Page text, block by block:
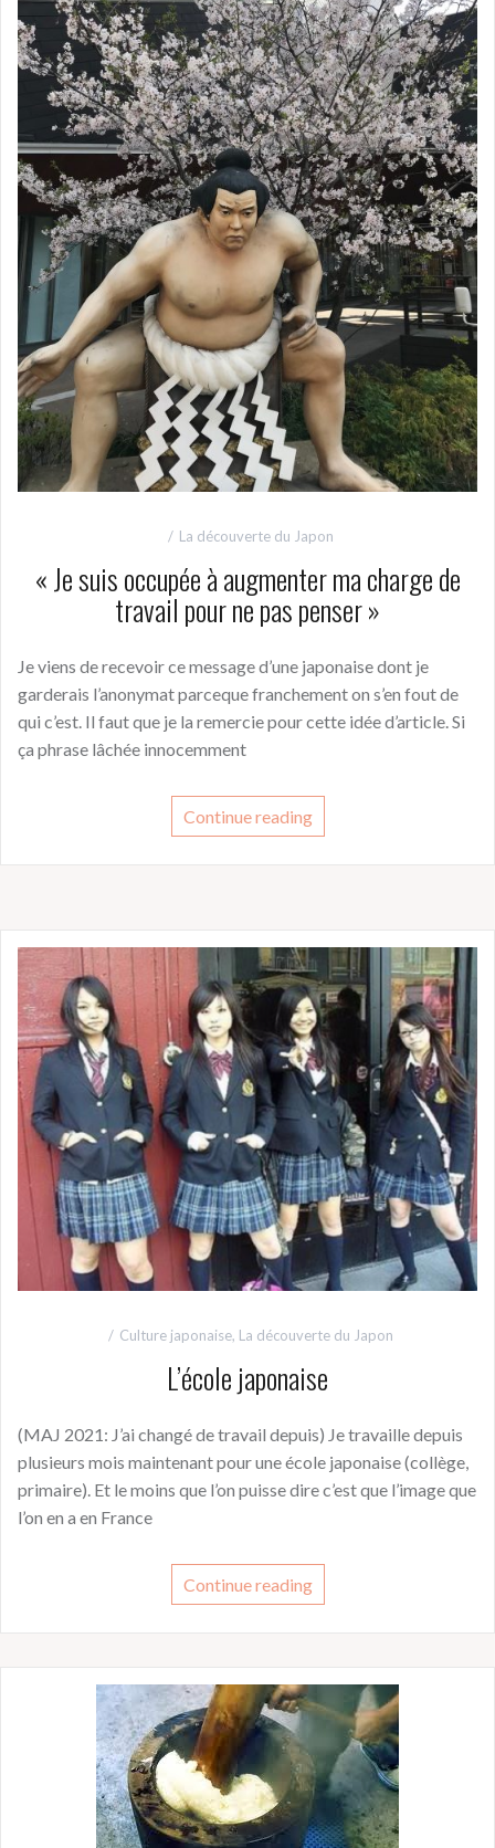
La découverte du Japon
« Je suis occupée à augmenter ma charge de
travail pour ne pas penser »
Je viens de recevoir ce message d’une japonaise dont je
garderais l’anonymat parceque franchement on s’en fout de
qui c’est. Il faut que je la remercie pour cette idée d’article. Si
ça phrase lâchée innocemment
Continue reading
Culture japonaise, La découverte du Japon
L’école japonaise
(MAJ 2021: J’ai changé de travail depuis) Je travaille depuis
plusieurs mois maintenant pour une école japonaise (collège,
primaire). Et le moins que l’on puisse dire c’est que l’image que
l’on en a en France
Continue reading